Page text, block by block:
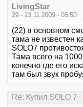
LivingStar
29 - 23.11.2009 - 08:50
(22) в основном
тама не известен
SOLO7
Тама всего на
конечно где его
там был звук
Re: Купил SOLO 7